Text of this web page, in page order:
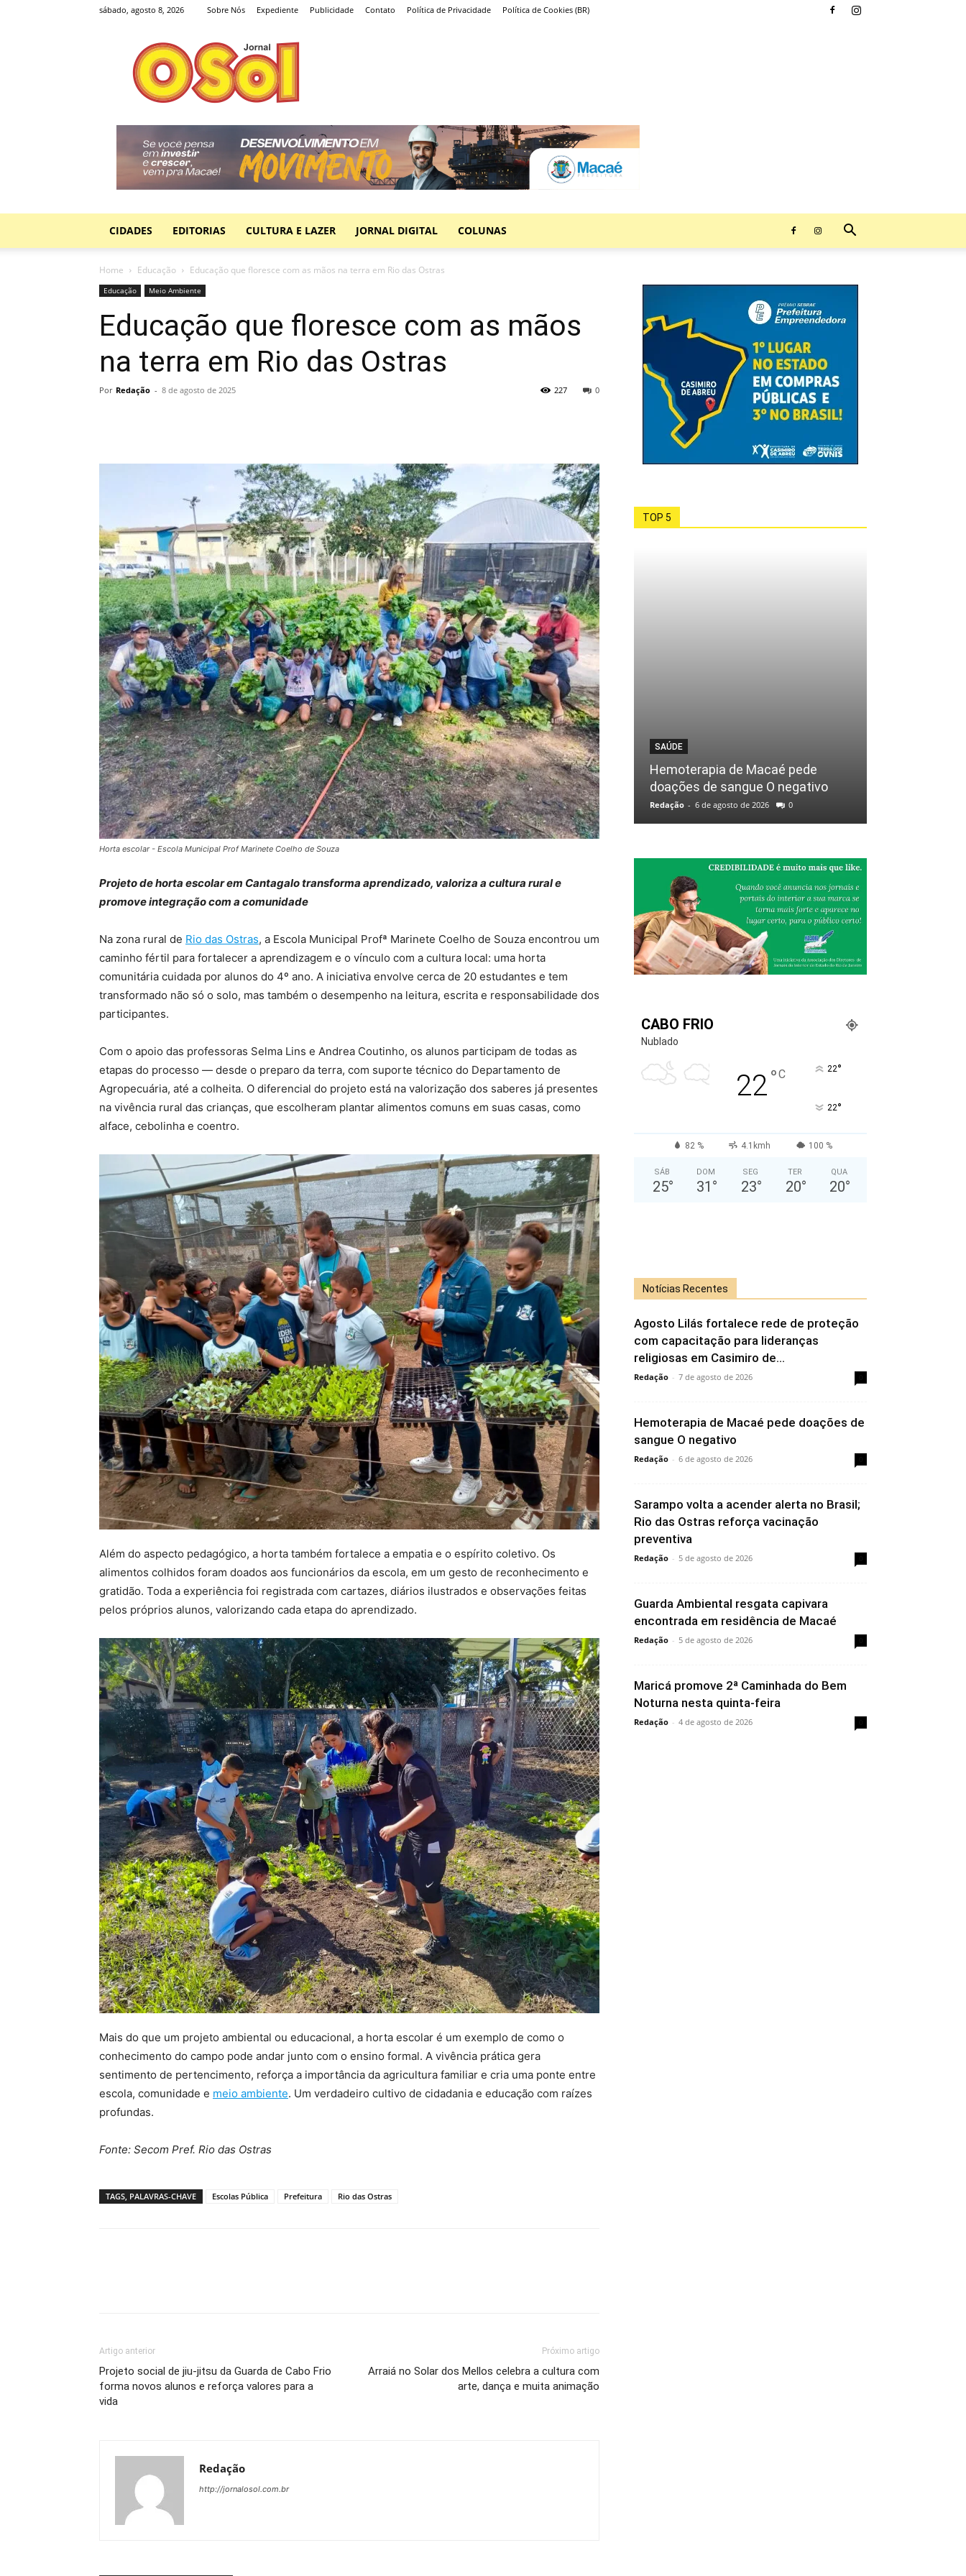
sábado, agosto 8, 2026 Sobre Nós Expediente Publicidade Contato Política de Privacidade Política de Cookies (BR)
Jornal
O
Sol
CIDADES EDITORIAS CULTURA E LAZER JORNAL DIGITAL COLUNAS
Home Educação Educação que floresce com as mãos na terra em Rio das Ostras
Educação Meio Ambiente
Educação que floresce com as mãos
na terra em Rio das Ostras
Por Redação - 8 de agosto de 2025 0
227
Horta escolar - Escola Municipal Prof Marinete Coelho de Souza
Projeto de horta escolar em Cantagalo transforma aprendizado, valoriza a cultura rural e
promove integração com a comunidade
Na zona rural de Rio das Ostras, a Escola Municipal Profª Marinete Coelho de Souza encontrou um
caminho fértil para fortalecer a aprendizagem e o vínculo com a cultura local: uma horta
comunitária cuidada por alunos do 4º ano. A iniciativa envolve cerca de 20 estudantes e tem
transformado não só o solo, mas também o desempenho na leitura, escrita e responsabilidade dos
participantes.
Com o apoio das professoras Selma Lins e Andrea Coutinho, os alunos participam de todas as
etapas do processo — desde o preparo da terra, com suporte técnico do Departamento de
Agropecuária, até a colheita. O diferencial do projeto está na valorização dos saberes já presentes
na vivência rural das crianças, que escolheram plantar alimentos comuns em suas casas, como
alface, cebolinha e coentro.
Além do aspecto pedagógico, a horta também fortalece a empatia e o espírito coletivo. Os
alimentos colhidos foram doados aos funcionários da escola, em um gesto de reconhecimento e
gratidão. Toda a experiência foi registrada com cartazes, diários ilustrados e observações feitas
pelos próprios alunos, valorizando cada etapa do aprendizado.
Mais do que um projeto ambiental ou educacional, a horta escolar é um exemplo de como o
conhecimento do campo pode andar junto com o ensino formal. A vivência prática gera
sentimento de pertencimento, reforça a importância da agricultura familiar e cria uma ponte entre
escola, comunidade e meio ambiente. Um verdadeiro cultivo de cidadania e educação com raízes
profundas.
Fonte: Secom Pref. Rio das Ostras
TAGS, PALAVRAS-CHAVE Escolas Pública Prefeitura Rio das Ostras
Artigo anterior
Projeto social de jiu-jitsu da Guarda de Cabo Frio
forma novos alunos e reforça valores para a
vida
Próximo artigo
Arraiá no Solar dos Mellos celebra a cultura com
arte, dança e muita animação
Redação
http://jornalosol.com.br
TOP 5
SAÚDE
Hemoterapia de Macaé pede
doações de sangue O negativo
Redação - 6 de agosto de 2026 0
CABO FRIO
Nublado
22°C 22°
22°
82 % 4.1kmh 100 %
SÁB
25°
DOM
31 °
SEG
23°
TER
20°
QUA
20°
Notícias Recentes
Agosto Lilás fortalece rede de proteção
com capacitação para lideranças
religiosas em Casimiro de...
Redação - 7 de agosto de 2026
Hemoterapia de Macaé pede doações de
sangue O negativo
Redação - 6 de agosto de 2026
Sarampo volta a acender alerta no Brasil;
Rio das Ostras reforça vacinação
preventiva
Redação - 5 de agosto de 2026
Guarda Ambiental resgata capivara
encontrada em residência de Macaé
Redação - 5 de agosto de 2026
Maricá promove 2ª Caminhada do Bem
Noturna nesta quinta-feira
Redação - 4 de agosto de 2026